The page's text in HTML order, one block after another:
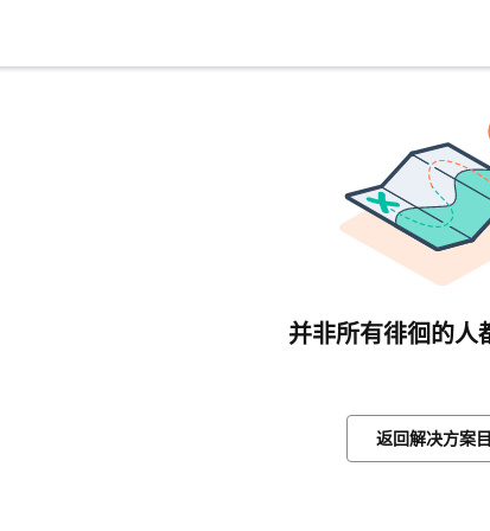
并非所有徘徊的人
返回解决方案